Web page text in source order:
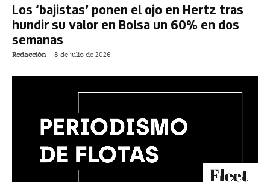
Los ‘bajistas’ ponen el ojo en Hertz tras
hundir su valor en Bolsa un 60% en dos
semanas
Redacción - 8 de julio de 2026